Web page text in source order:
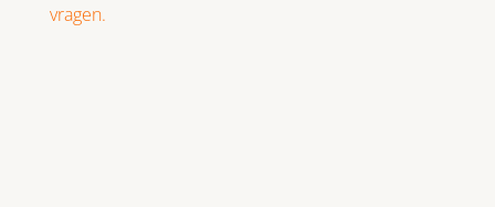
vragen.